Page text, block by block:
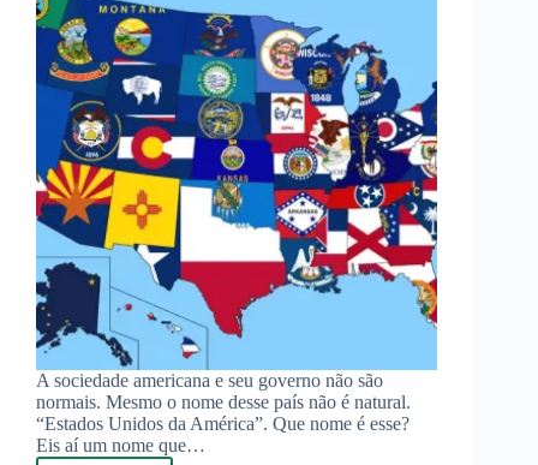
A sociedade americana e seu governo não são
normais. Mesmo o nome desse país não é natural.
“Estados Unidos da América”. Que nome é esse?
Eis aí um nome que…